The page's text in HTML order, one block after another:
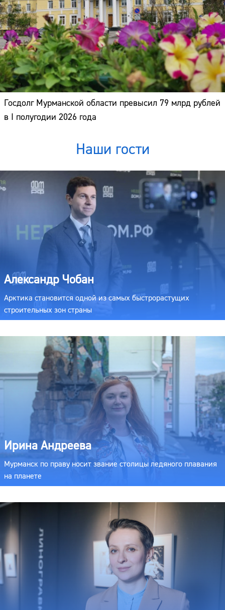
Госдолг Мурманской области превысил 79 млрд рублей
в I полугодии 2026 года
Наши гости
Александр Чобан
Арктика становится одной из самых быстрорастущих
строительных зон страны
Ирина Андреева
Мурманск по праву носит звание столицы ледяного плавания
на планете